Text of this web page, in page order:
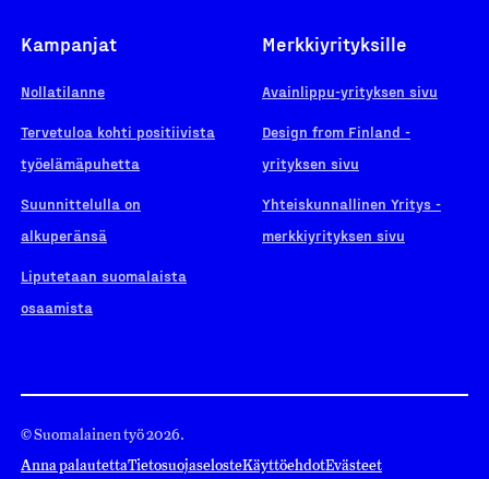
Kampanjat
Nollatilanne
Tervetuloa kohti positiivista
työelämäpuhetta
Suunnittelulla on
alkuperänsä
Liputetaan suomalaista
osaamista
Merkkiyrityksille
Avainlippu-yrityksen sivu
Design from Finland -
yrityksen sivu
Yhteiskunnallinen Yritys -
merkkiyrityksen sivu
© Suomalainen työ 2026.
Anna palautettaTietosuojaselosteKäyttöehdotEvästeet